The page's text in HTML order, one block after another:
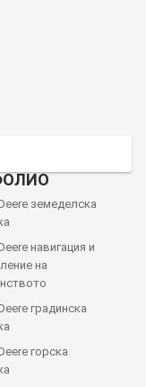
земеделска
навигация и
на
градинска
горска